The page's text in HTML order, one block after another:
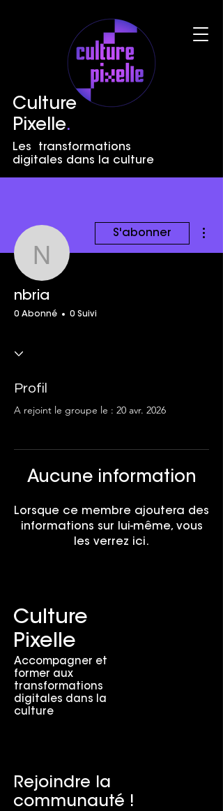
Culture
Pixelle.
Les transformations
digitales dans la culture
nbria
S'abonner
nbria
0 Abonné 0 Suivi
Profil
A rejoint le groupe le : 20 avr. 2026
Aucune information
Lorsque ce membre ajoutera des
informations sur lui-même, vous
les verrez ici.
Culture
Pixelle
Accompagner et
former aux
transformations
digitales dans la
culture
Rejoindre la
communauté !